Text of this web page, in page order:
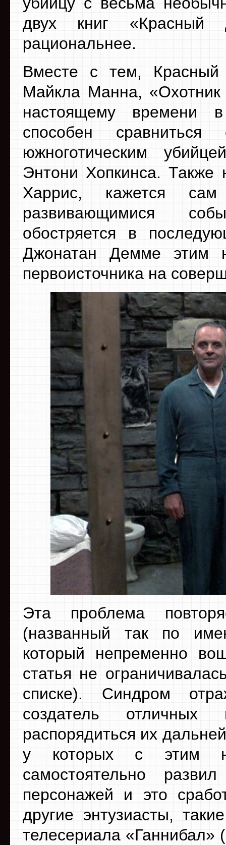
двух книг «Красный
рациональнее.
Вместе с тем,
Майкла Манна,
настоящему времени
способен
южноготическим
Энтони Хопкинса. Также
Харрис, кажется
развивающимися
обостряется в
Джонатан Демме этим
первоисточника на
Эта проблема
(названный так по
который непременно
статья не
списке). Синдром
создатель
распорядиться их
у которых с этим
самостоятельно
персонажей и это
другие энтузиасты,
телесериала «Ганнибал»